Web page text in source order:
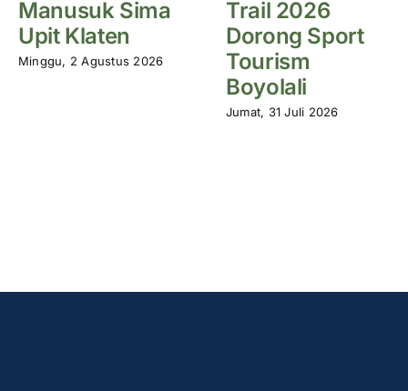
Manusuk Sima
Upit Klaten
Minggu, 2 Agustus 2026
Trail 2026
Dorong Sport
Tourism
Boyolali
Jumat, 31 Juli 2026